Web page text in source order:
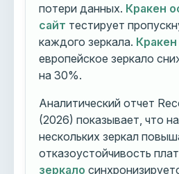
потери данных. Кракен
сайт тестирует
каждого зеркала.
европейское зеркало
на 30%.
Аналитический отчет
(2026) показывает, что
нескольких зеркал
отказоустойчивость
зеркало